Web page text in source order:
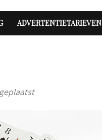
ADVERTENTIETARIEVEN